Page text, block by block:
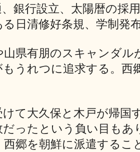
銀行設立、太陽暦の採
日清修好条規、学制発
山県有朋のスキャンダル
うれつに追求する。西
て大久保と木戸が帰国
だったという負い目もあ
西郷を朝鮮に派遣するこ